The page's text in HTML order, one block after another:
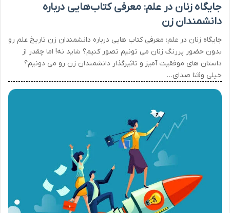
جایگاه زنان در علم: معرفی کتاب‌هایی درباره
دانشمندان زن
جایگاه زنان در علم: معرفی کتاب هایی درباره دانشمندان زن تاریخ علم رو
بدون حضور پررنگ زنان می تونیم تصور کنیم؟ شاید نه! اما چقدر از
داستان های موفقیت آمیز و تاثیرگذار دانشمندان زن رو می دونیم؟
خیلی وقتا صدای…